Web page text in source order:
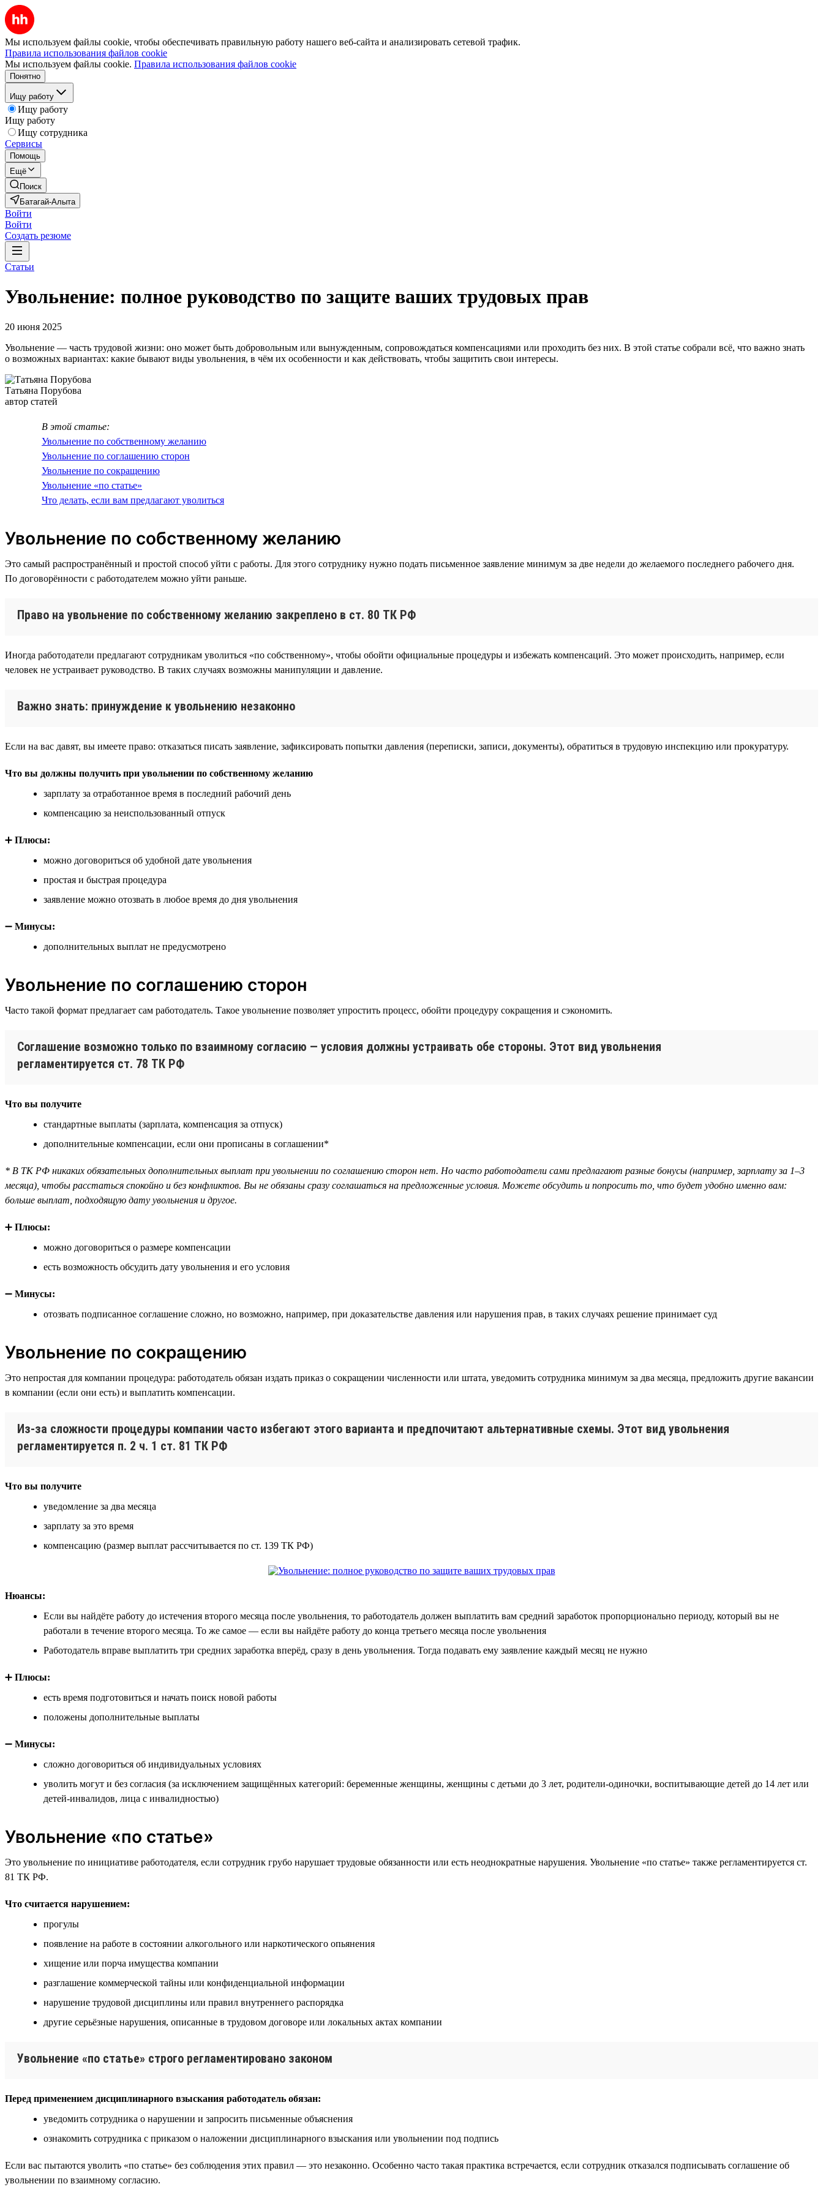
Мы используем файлы cookie, чтобы обеспечивать правильную работу нашего веб-сайта и анализировать сетевой трафик.
Правила использования файлов cookie
Мы используем файлы cookie. Правила использования файлов cookie
Понятно
Ищу работу
Ищу работу
Ищу работу
Ищу сотрудника
Сервисы
Помощь
Ещё
Поиск
Батагай-Алыта
Войти
Войти
Создать резюме
Статьи
Увольнение: полное руководство по защите ваших трудовых прав
20 июня 2025
Увольнение — часть трудовой жизни: оно может быть добровольным или вынужденным, сопровождаться компенсациями или проходить без них. В этой статье собрали всё, что важно знать
о возможных вариантах: какие бывают виды увольнения, в чём их особенности и как действовать, чтобы защитить свои интересы.
Татьяна Порубова
автор статей
В этой статье:
Увольнение по собственному желанию
Увольнение по соглашению сторон
Увольнение по сокращению
Увольнение «по статье»
Что делать, если вам предлагают уволиться
Увольнение по собственному желанию
Это самый распространённый и простой способ уйти с работы. Для этого сотруднику нужно подать письменное заявление минимум за две недели до желаемого последнего рабочего дня.
По договорённости с работодателем можно уйти раньше.
Право на увольнение по собственному желанию закреплено в ст. 80 ТК РФ
Иногда работодатели предлагают сотрудникам уволиться «по собственному», чтобы обойти официальные процедуры и избежать компенсаций. Это может происходить, например, если
человек не устраивает руководство. В таких случаях возможны манипуляции и давление.
Важно знать: принуждение к увольнению незаконно
Если на вас давят, вы имеете право: отказаться писать заявление, зафиксировать попытки давления (переписки, записи, документы), обратиться в трудовую инспекцию или прокуратуру.
Что вы должны получить при увольнении по собственному желанию
зарплату за отработанное время в последний рабочий день
компенсацию за неиспользованный отпуск
➕ Плюсы:
можно договориться об удобной дате увольнения
простая и быстрая процедура
заявление можно отозвать в любое время до дня увольнения
➖ Минусы:
дополнительных выплат не предусмотрено
Увольнение по соглашению сторон
Часто такой формат предлагает сам работодатель. Такое увольнение позволяет упростить процесс, обойти процедуру сокращения и сэкономить.
Соглашение возможно только по взаимному согласию — условия должны устраивать обе стороны. Этот вид увольнения
регламентируется ст. 78 ТК РФ
Что вы получите
стандартные выплаты (зарплата, компенсация за отпуск)
дополнительные компенсации, если они прописаны в соглашении*
* В ТК РФ никаких обязательных дополнительных выплат при увольнении по соглашению сторон нет. Но часто работодатели сами предлагают разные бонусы (например, зарплату за 1–3
месяца), чтобы расстаться спокойно и без конфликтов. Вы не обязаны сразу соглашаться на предложенные условия. Можете обсудить и попросить то, что будет удобно именно вам:
больше выплат, подходящую дату увольнения и другое.
➕ Плюсы:
можно договориться о размере компенсации
есть возможность обсудить дату увольнения и его условия
➖ Минусы:
отозвать подписанное соглашение сложно, но возможно, например, при доказательстве давления или нарушения прав, в таких случаях решение принимает суд
Увольнение по сокращению
Это непростая для компании процедура: работодатель обязан издать приказ о сокращении численности или штата, уведомить сотрудника минимум за два месяца, предложить другие вакансии
в компании (если они есть) и выплатить компенсации.
Из-за сложности процедуры компании часто избегают этого варианта и предпочитают альтернативные схемы. Этот вид увольнения
регламентируется п. 2 ч. 1 ст. 81 ТК РФ
Что вы получите
уведомление за два месяца
зарплату за это время
компенсацию (размер выплат рассчитывается по ст. 139 ТК РФ)
Нюансы:
Если вы найдёте работу до истечения второго месяца после увольнения, то работодатель должен выплатить вам средний заработок пропорционально периоду, который вы не
работали в течение второго месяца. То же самое — если вы найдёте работу до конца третьего месяца после увольнения
Работодатель вправе выплатить три средних заработка вперёд, сразу в день увольнения. Тогда подавать ему заявление каждый месяц не нужно
➕ Плюсы:
есть время подготовиться и начать поиск новой работы
положены дополнительные выплаты
➖ Минусы:
сложно договориться об индивидуальных условиях
уволить могут и без согласия (за исключением защищённых категорий: беременные женщины, женщины с детьми до 3 лет, родители-одиночки, воспитывающие детей до 14 лет или
детей-инвалидов, лица с инвалидностью)
Увольнение «по статье»
Это увольнение по инициативе работодателя, если сотрудник грубо нарушает трудовые обязанности или есть неоднократные нарушения. Увольнение «по статье» также регламентируется ст.
81 ТК РФ.
Что считается нарушением:
прогулы
появление на работе в состоянии алкогольного или наркотического опьянения
хищение или порча имущества компании
разглашение коммерческой тайны или конфиденциальной информации
нарушение трудовой дисциплины или правил внутреннего распорядка
другие серьёзные нарушения, описанные в трудовом договоре или локальных актах компании
Увольнение «по статье» строго регламентировано законом
Перед применением дисциплинарного взыскания работодатель обязан:
уведомить сотрудника о нарушении и запросить письменные объяснения
ознакомить сотрудника с приказом о наложении дисциплинарного взыскания или увольнении под подпись
Если вас пытаются уволить «по статье» без соблюдения этих правил — это незаконно. Особенно часто такая практика встречается, если сотрудник отказался подписывать соглашение об
увольнении по взаимному согласию.